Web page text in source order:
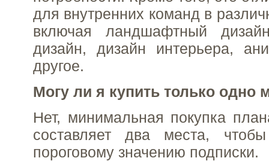
для внутренних команд в
включая ландшафтный
дизайн, дизайн интерьера,
другое.
Могу ли я купить только одно
Нет, минимальная покупка
составляет два места, чтобы
пороговому значению подписки.